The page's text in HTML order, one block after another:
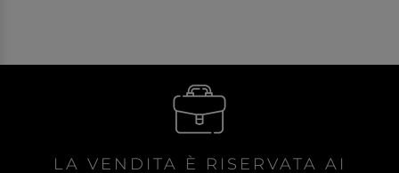
LA VENDITA È RISERVATA AI